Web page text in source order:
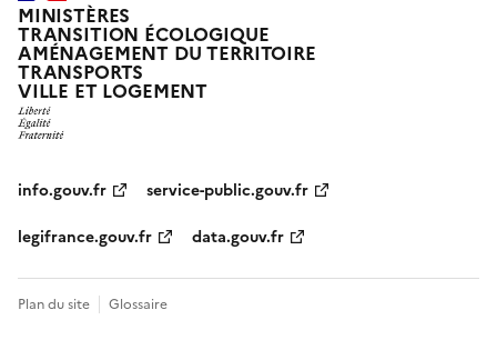
MINISTÈRES
TRANSITION ÉCOLOGIQUE
AMÉNAGEMENT DU TERRITOIRE
TRANSPORTS
VILLE ET LOGEMENT
info.gouv.fr
service-public.gouv.fr
legifrance.gouv.fr
data.gouv.fr
Plan du site Glossaire